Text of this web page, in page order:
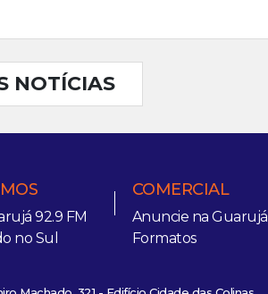
NOTÍCIAS
92.9 FM
no Sul
COMERCIAL
Anuncie na Guarujá
Formatos